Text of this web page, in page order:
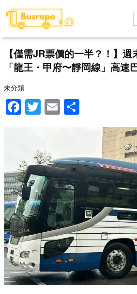
【僅需JR票價的一半？！】
「龍王・甲府〜靜岡線」高速
未分類
F
e
b
o
o
k
T
er
E